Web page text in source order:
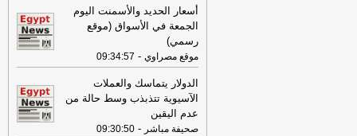
أسعار الحديد والأسمنت اليوم
الجمعة في الأسواق (موقع
رسمي)
موقع مصراوي -
09:34:57
الدولار يتماسك والعملات
الآسيوية تتذبذب وسط حالة من
عدم اليقين
صحيفة مباشر -
09:30:50